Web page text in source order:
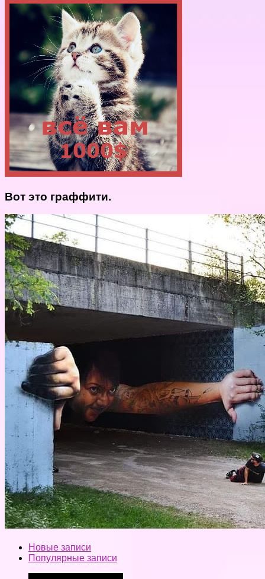
Вот это граффити.
Новые записи
Популярные записи